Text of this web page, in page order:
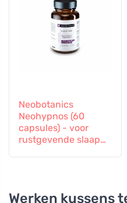
Neobotanics
Neohypnos (60
capsules) - voor
rustgevende slaap
Werken kussens